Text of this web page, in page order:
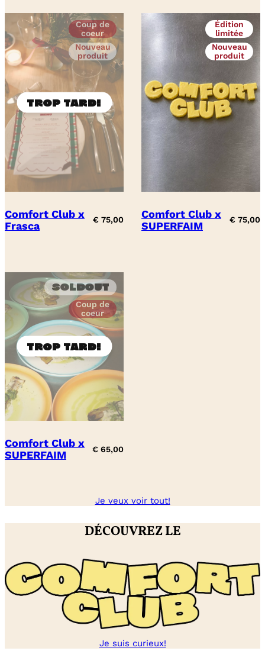
Coup de
coeur
Nouveau
produit
Comfort Club x
Frasca
€ 75,00
Édition
limitée
Nouveau
produit
Comfort Club x
SUPERFAIM
€ 75,00
Soldout
Coup de
coeur
Comfort Club x
SUPERFAIM
€ 65,00
Je veux voir tout!
DÉCOUVREZ LE
Je suis curieux!